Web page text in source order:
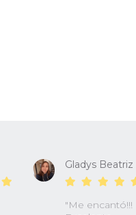
Gladys Beatriz
"Me encantó!!!